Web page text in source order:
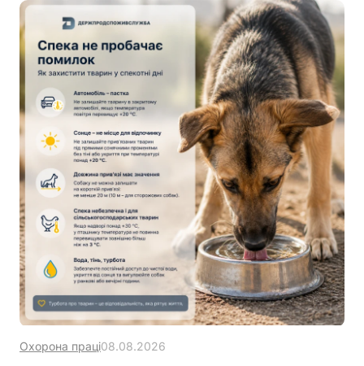
Охорона праці08.08.2026